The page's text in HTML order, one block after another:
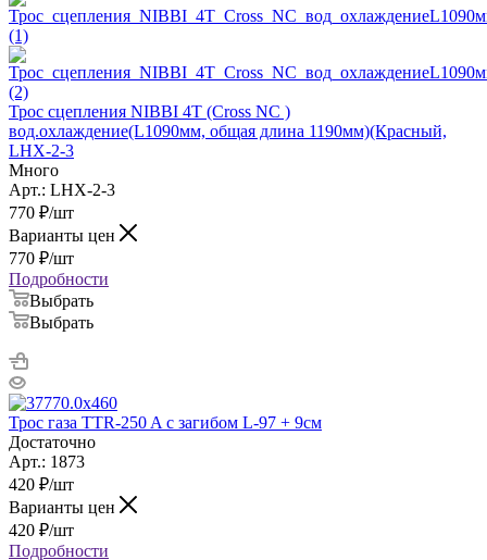
Трос сцепления NIBBI 4T (Cross NC )
вод.охлаждение(L1090мм, общая длина 1190мм)(Красный,
LHX-2-3
Много
Арт.: LHX-2-3
770 ₽/шт
Варианты цен
770 ₽/шт
Подробности
Выбрать
Выбрать
Трос газа TTR-250 A с загибом L-97 + 9см
Достаточно
Арт.: 1873
420 ₽/шт
Варианты цен
420 ₽/шт
Подробности